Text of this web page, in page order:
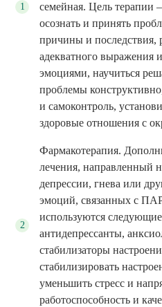
семейная. Цель терапии
осознать и принять
причины и последствия,
адекватного выражения
эмоциями, научиться
проблемы
и самоконтроль,
здоровые отношения с
Фармакотерапия.
лечения, направленный
депрессии, гнева или
эмоций, связанных с
используются
антидепрессанты,
стабилизаторы
стабилизировать
уменьшить стресс и
работоспособность и